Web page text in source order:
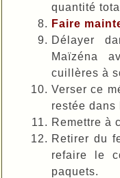
quantité
Faire
Délayer
Maïzéna
cuillères à
Verser ce
restée dans
Remettre à
Retirer du
refaire le
paquets.